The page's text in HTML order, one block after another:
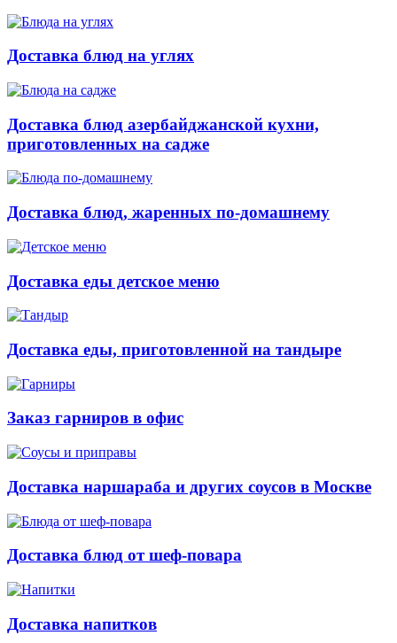
Доставка блюд на углях
Доставка блюд азербайджанской кухни,
приготовленных на садже
Доставка блюд, жаренных по-домашнему
Доставка еды детское меню
Доставка еды, приготовленной на тандыре
Заказ гарниров в офис
Доставка наршараба и других соусов в Москве
Доставка блюд от шеф-повара
Доставка напитков